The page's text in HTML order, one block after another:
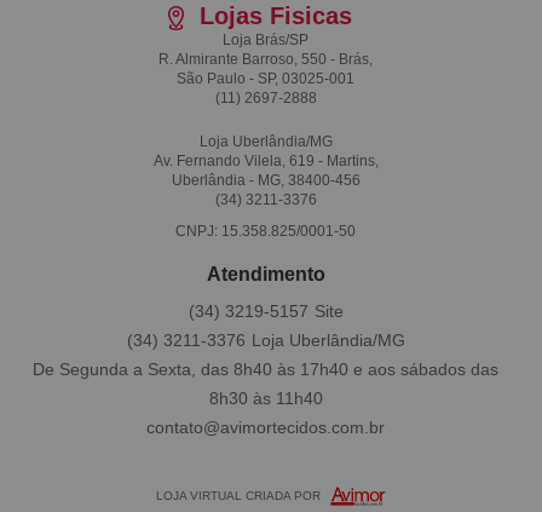
Lojas Fisicas
Loja Brás/SP
R. Almirante Barroso, 550 - Brás,
São Paulo - SP, 03025-001
(11) 2697-2888
Loja Uberlândia/MG
Av. Fernando Vilela, 619 - Martins,
Uberlândia - MG, 38400-456
(34) 3211-3376
CNPJ: 15.358.825/0001-50
Atendimento
(34) 3211-3376
(34) 3219-5157
De Segunda a Sexta, das 8h40 às 17h40 e aos sábados das
8h30 às 11h40
contato@avimortecidos.com.br
LOJA VIRTUAL CRIADA POR